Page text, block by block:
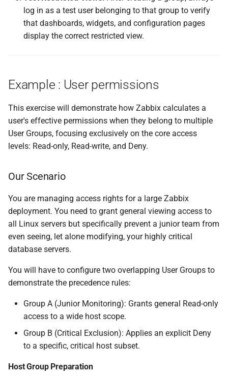
log in as a test user belonging to that group to verify
that dashboards, widgets, and configuration pages
display the correct restricted view.
Example : User permissions
This exercise will demonstrate how Zabbix calculates a
user's effective permissions when they belong to multiple
User Groups, focusing exclusively on the core access
levels: Read-only, Read-write, and Deny.
Our Scenario
You are managing access rights for a large Zabbix
deployment. You need to grant general viewing access to
all Linux servers but specifically prevent a junior team from
even seeing, let alone modifying, your highly critical
database servers.
You will have to configure two overlapping User Groups to
demonstrate the precedence rules:
Group A (Junior Monitoring): Grants general Read-only
access to a wide host scope.
Group B (Critical Exclusion): Applies an explicit Deny
to a specific, critical host subset.
Host Group Preparation